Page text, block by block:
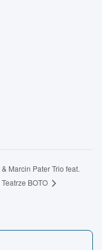
Marcin Pater Trio feat.
BOTO